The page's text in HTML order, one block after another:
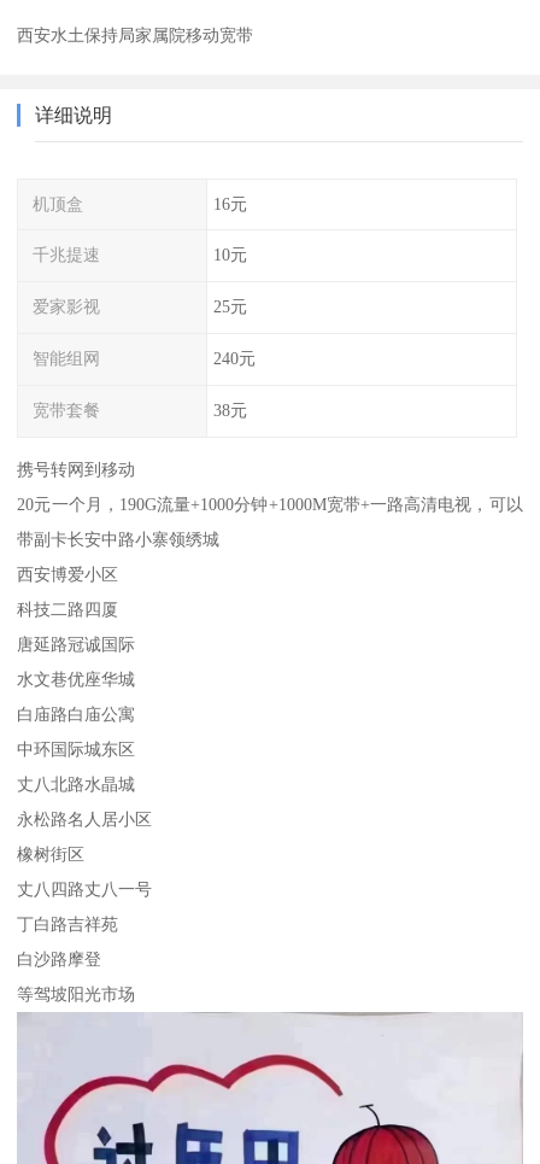
西安水土保持局家属院移动宽带
详细说明
机顶盒 16元
千兆提速 10元
爱家影视 25元
智能组网 240元
宽带套餐 38元
携号转网到移动
20元一个月，190G流量+1000分钟+1000M宽带+一路高清电视，可以
带副卡长安中路小寨领绣城
西安博爱小区
科技二路四厦
唐延路冠诚国际
水文巷优座华城
白庙路白庙公寓
中环国际城东区
丈八北路水晶城
永松路名人居小区
橡树街区
丈八四路丈八一号
丁白路吉祥苑
白沙路摩登
等驾坡阳光市场